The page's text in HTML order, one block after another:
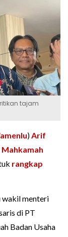
tajam
)Arif
Mahkamah
rangkap
wakil menteri
di PT
Badan Usaha